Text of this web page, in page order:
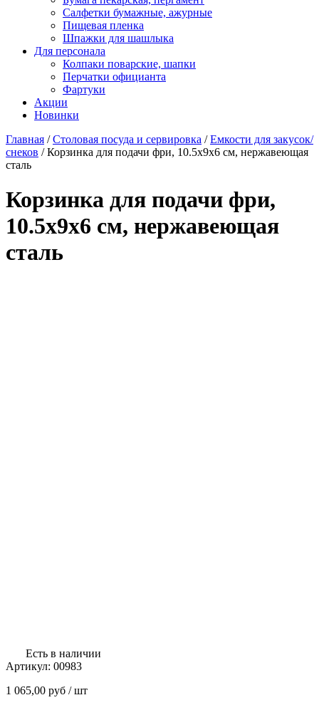
Салфетки бумажные, ажурные
Пищевая пленка
Шпажки для шашлыка
Для персонала
Колпаки поварские, шапки
Перчатки официанта
Фартуки
Акции
Новинки
Главная /Столовая посуда и сервировка /Емкости для закусок/
снеков /Корзинка для подачи фри, 10.5х9х6 см, нержавеющая
сталь
Корзинка для подачи фри,
10.5х9х6 см, нержавеющая
сталь
Есть в наличии
Артикул: 00983
1 065,00 руб / шт